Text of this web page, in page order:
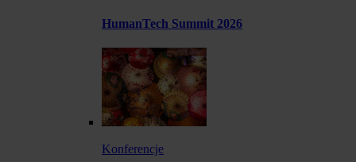
HumanTech Summit 2026
Konferencje